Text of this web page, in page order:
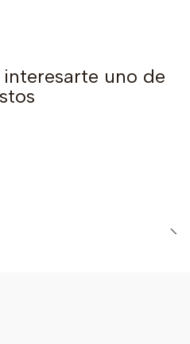
uno de